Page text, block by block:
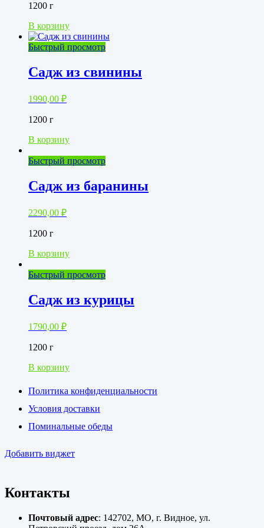
1200 г
В корзину
Быстрый просмотр
Садж из свинины
1990,00 ₽
1200 г
В корзину
Быстрый просмотр
Садж из баранины
2290,00 ₽
1200 г
В корзину
Быстрый просмотр
Садж из курицы
1790,00 ₽
1200 г
В корзину
Политика конфиденциальности
Условия доставки
Поминальные обеды
Добавить виджет
Контакты
Почтовый адрес: 142702, МО, г. Видное, ул.